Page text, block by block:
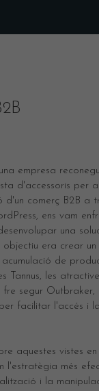
empresa
d'accessoris per
d'un comerç B2B a
ens vam
una
objectiu era crear un
de
Tannus, les
fre segur Outbraker,
facilitar l'accés i
aquestes vistes
l'estratègia més
i la